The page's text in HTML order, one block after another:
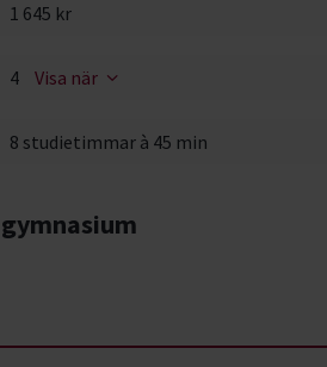
1 645 kr
4 Visa när
8 studietimmar à 45 min